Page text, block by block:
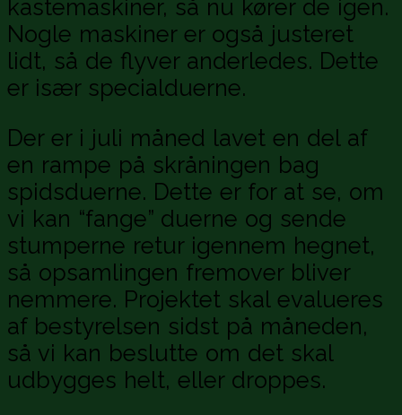
kastemaskiner, så nu kører de igen.
Nogle maskiner er også justeret
lidt, så de flyver anderledes. Dette
er især specialduerne.
Der er i juli måned lavet en del af
en rampe på skråningen bag
spidsduerne. Dette er for at se, om
vi kan “fange” duerne og sende
stumperne retur igennem hegnet,
så opsamlingen fremover bliver
nemmere. Projektet skal evalueres
af bestyrelsen sidst på måneden,
så vi kan beslutte om det skal
udbygges helt, eller droppes.